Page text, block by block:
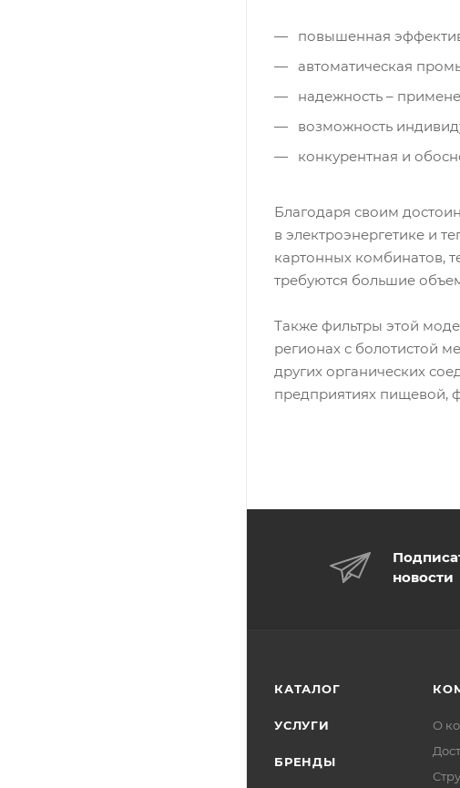
повышенная
автоматическая
надежность –
возможность
конкурентная и
Благодаря своим
в электроэнергетике и
картонных комбинатов,
требуются большие
Также фильтры этой
регионах с болотистой
других органических
предприятиях пищевой,
новости
КАТАЛОГ
УСЛУГИ
БРЕНДЫ
О